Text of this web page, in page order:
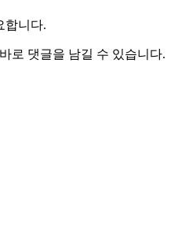
합니다.
로 댓글을 남길 수 있습니다.